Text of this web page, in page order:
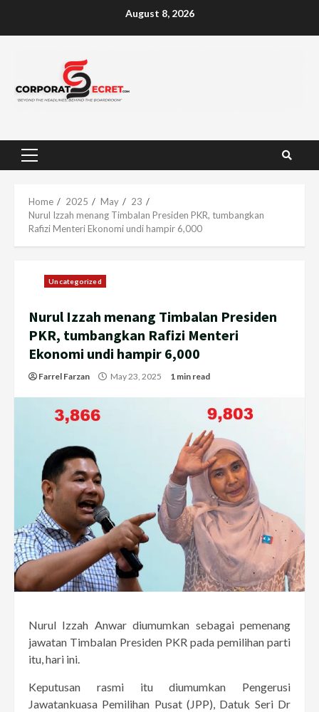
August 8, 2026
Primary
Home 2025 May
23
Nurul Izzah menang Timbalan Presiden PKR, tumbangkan
Rafizi Menteri Ekonomi undi hampir 6,000
Uncategorized
Nurul Izzah menang Timbalan Presiden
PKR, tumbangkan Rafizi Menteri
Ekonomi undi hampir 6,000
Farrel Farzan May 23, 2025 1 min read
Nurul Izzah Anwar diumumkan sebagai pemenang
jawatan Timbalan Presiden PKR pada pemilihan parti
itu, hari ini.
Keputusan rasmi itu diumumkan Pengerusi
Jawatankuasa Pemilihan Pusat (JPP), Datuk Seri Dr